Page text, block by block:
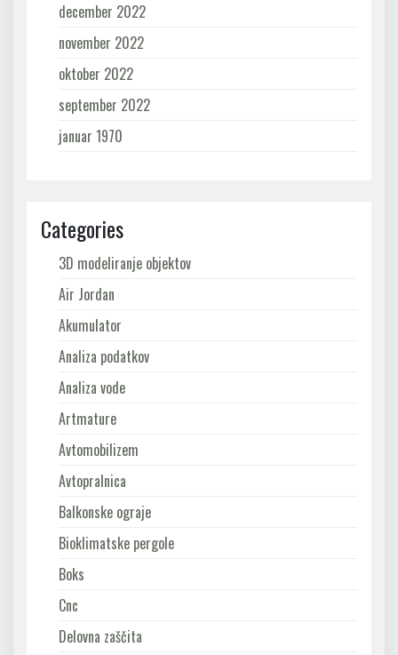
december 2022
november 2022
oktober 2022
september 2022
januar 1970
Categories
3D modeliranje objektov
Air Jordan
Akumulator
Analiza podatkov
Analiza vode
Artmature
Avtomobilizem
Avtopralnica
Balkonske ograje
Bioklimatske pergole
Boks
Cnc
Delovna zaščita